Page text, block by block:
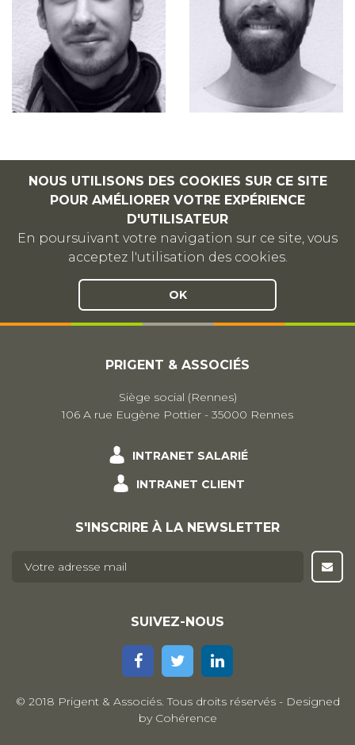
FONCIER
NOUS UTILISONS DES COOKIES SUR CE SITE
POUR AMÉLIORER VOTRE EXPÉRIENCE
D'UTILISATEUR
En poursuivant votre navigation sur ce site, vous
acceptez l'utilisation des cookies.
OK
PRIGENT & ASSOCIÉS
Siège social (Rennes)
106 A rue Eugène Pottier - 35000 Rennes
INTRANET SALARIÉ
INTRANET CLIENT
S'INSCRIRE À LA NEWSLETTER
SUIVEZ-NOUS
© 2018 Prigent & Associés. Tous droits réservés - Designed
by Cohérence